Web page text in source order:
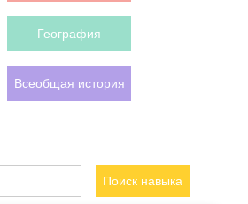
География
Всеобщая история
Поиск навыка